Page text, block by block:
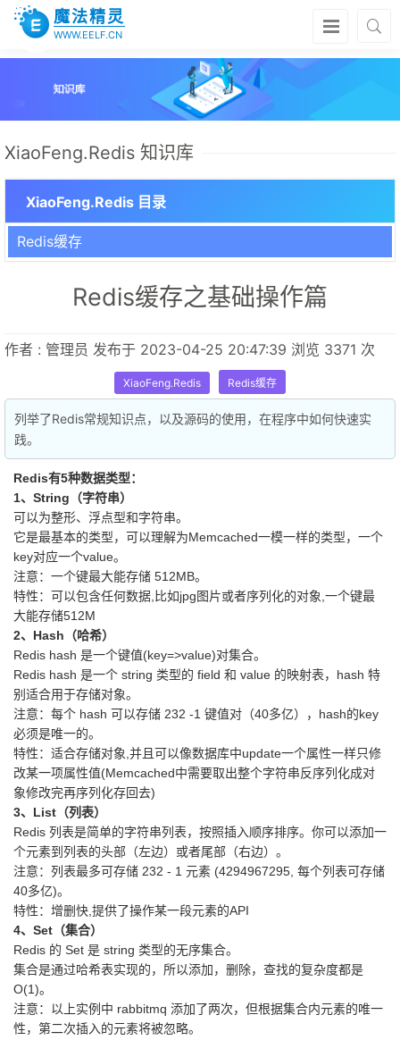
魔法精灵
WWW.EELF.CN
XiaoFeng.Redis 知识库
XiaoFeng.Redis 目录
Redis缓存
Redis缓存之基础操作篇
作者 : 管理员 发布于 2023-04-25 20:47:39 浏览 3371 次
XiaoFeng.Redis Redis缓存
列举了Redis常规知识点，以及源码的使用，在程序中如何快速实
践。
Redis有5种数据类型：
1、String（字符串）
可以为整形、浮点型和字符串。
它是最基本的类型，可以理解为Memcached一模一样的类型，一个
key对应一个value。
注意：一个键最大能存储 512MB。
特性：可以包含任何数据,比如jpg图片或者序列化的对象,一个键最
大能存储512M
2、Hash（哈希）
Redis hash 是一个键值(key=>value)对集合。
Redis hash 是一个 string 类型的 field 和 value 的映射表，hash 特
别适合用于存储对象。
注意：每个 hash 可以存储 232 -1 键值对（40多亿），hash的key
必须是唯一的。
特性：适合存储对象,并且可以像数据库中update一个属性一样只修
改某一项属性值(Memcached中需要取出整个字符串反序列化成对
象修改完再序列化存回去)
3、List（列表）
Redis 列表是简单的字符串列表，按照插入顺序排序。你可以添加一
个元素到列表的头部（左边）或者尾部（右边）。
注意：列表最多可存储 232 - 1 元素 (4294967295, 每个列表可存储
40多亿)。
特性：增删快,提供了操作某一段元素的API
4、Set（集合）
Redis 的 Set 是 string 类型的无序集合。
集合是通过哈希表实现的，所以添加，删除，查找的复杂度都是
O(1)。
注意：以上实例中 rabbitmq 添加了两次，但根据集合内元素的唯一
性，第二次插入的元素将被忽略。